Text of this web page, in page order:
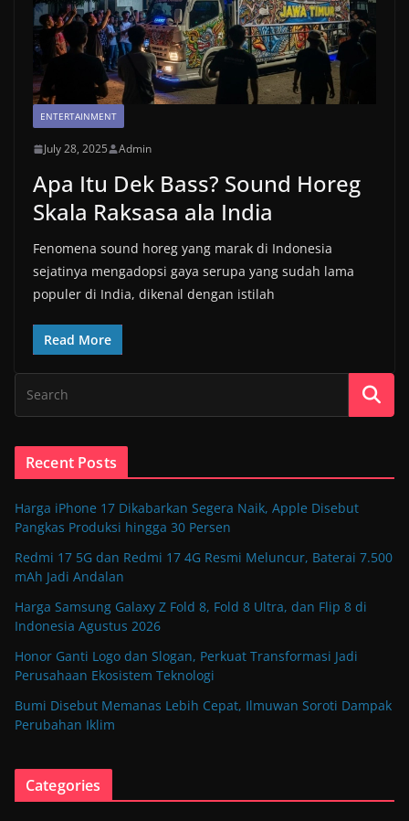
ENTERTAINMENT
July 28, 2025 Admin
Apa Itu Dek Bass? Sound Horeg
Skala Raksasa ala India
Fenomena sound horeg yang marak di Indonesia
sejatinya mengadopsi gaya serupa yang sudah lama
populer di India, dikenal dengan istilah
Read More
Recent Posts
Harga iPhone 17 Dikabarkan Segera Naik, Apple Disebut
Pangkas Produksi hingga 30 Persen
Redmi 17 5G dan Redmi 17 4G Resmi Meluncur, Baterai 7.500
mAh Jadi Andalan
Harga Samsung Galaxy Z Fold 8, Fold 8 Ultra, dan Flip 8 di
Indonesia Agustus 2026
Honor Ganti Logo dan Slogan, Perkuat Transformasi Jadi
Perusahaan Ekosistem Teknologi
Bumi Disebut Memanas Lebih Cepat, Ilmuwan Soroti Dampak
Perubahan Iklim
Categories